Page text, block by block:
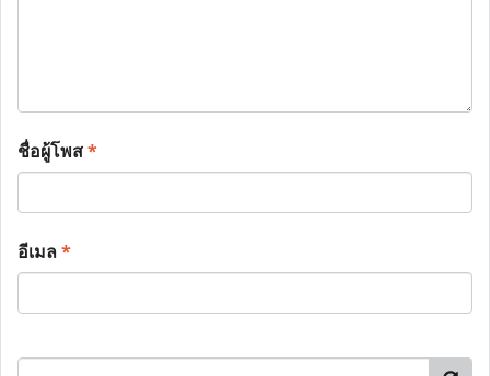
ชื่อผู้โพส*
อีเมล*